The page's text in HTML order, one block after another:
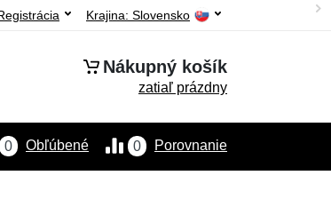
Krajina: Slovensko
Nákupný košík
zatiaľ prázdny
0 Porovnanie
0 Obľúbené